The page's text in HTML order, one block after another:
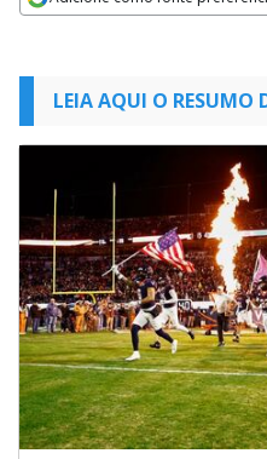
LEIA AQUI O RESUMO